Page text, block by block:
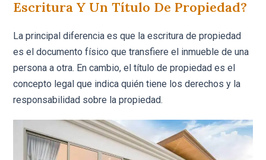
Escritura Y Un Título De Propiedad?
La principal diferencia es que la escritura de propiedad
es el documento físico que transfiere el inmueble de una
persona a otra. En cambio, el título de propiedad es el
concepto legal que indica quién tiene los derechos y la
responsabilidad sobre la propiedad.